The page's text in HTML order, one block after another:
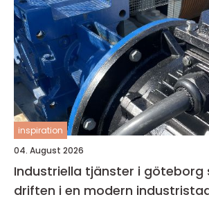
inspiration
04. August 2026
Industriella tjänster i göteborg så säkras
driften i en modern